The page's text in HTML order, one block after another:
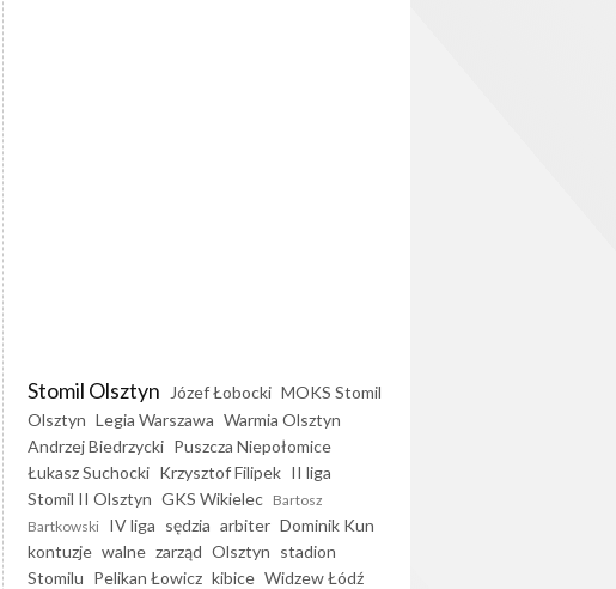
Stomil Olsztyn Józef Łobocki MOKS Stomil
Olsztyn Legia Warszawa Warmia Olsztyn
Andrzej Biedrzycki Puszcza Niepołomice
Łukasz Suchocki Krzysztof Filipek II liga
Stomil II Olsztyn GKS Wikielec Bartosz
Bartkowski IV liga sędzia arbiter Dominik Kun
kontuzje walne zarząd Olsztyn stadion
Stomilu Pelikan Łowicz kibice Widzew Łódź